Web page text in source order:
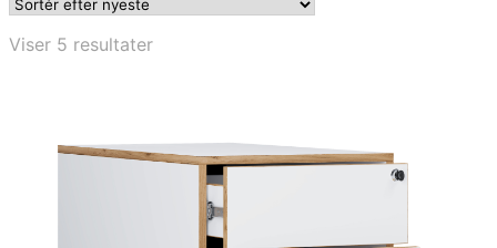
Viser 5 resultaterSorteret